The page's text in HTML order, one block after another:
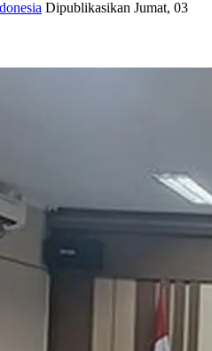
Dipublikasikan Jumat, 03